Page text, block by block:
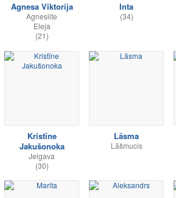
Agnesa Viktorija
Agnesiite
Eleja
(21)
Inta
(34)
Kristīne
Jakušonoka
Jelgava
(30)
Lāsma
Lāšmucis